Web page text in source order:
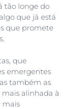
tão longe do
que já está
que promete
que
emergentes
também as
alinhada à
mais